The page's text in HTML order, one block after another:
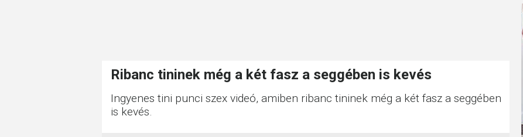
Ribanc tininek még a két fasz a seggében is kevés
Ingyenes tini punci szex videó, amiben ribanc tininek még a két fasz a seggében
is kevés.